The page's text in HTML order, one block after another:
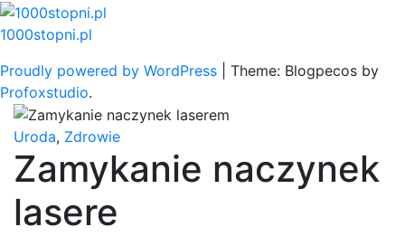
Skip
to
1000stopni.pl
Proudly powered by WordPress
Theme: Blogpecos by
Profoxstudio.
Uroda, Zdrowie
Zamykanie naczynek
lasere